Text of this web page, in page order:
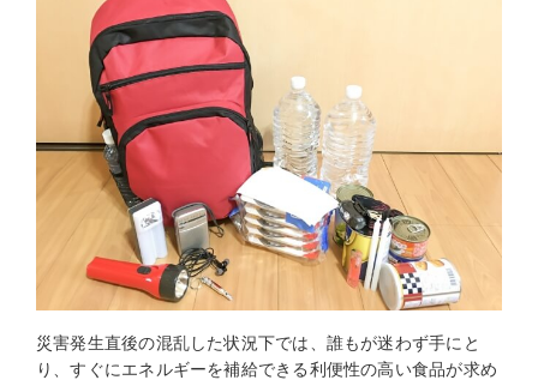
災害発生直後の混乱した状況下では、誰もが迷わず手にと
り、すぐにエネルギーを補給できる利便性の高い食品が求め